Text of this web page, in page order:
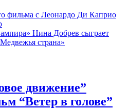
фильма с Леонардо Ди Каприо
Нина Добрев сыграет
страна»
движение”
“Ветер в голове”